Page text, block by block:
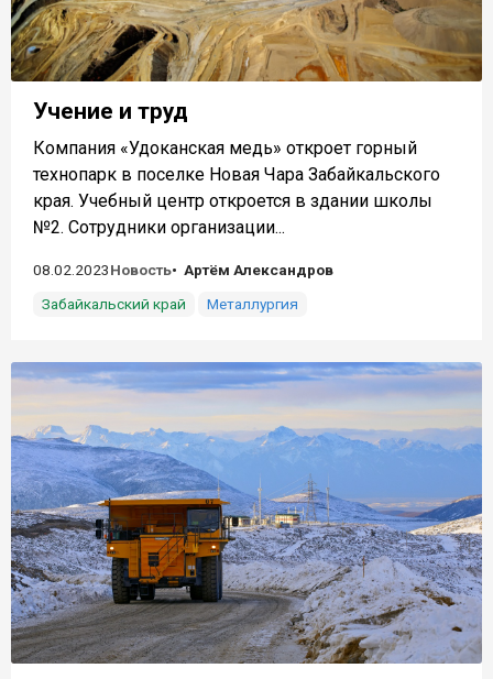
Учение и труд
Компания «Удоканская медь» откроет горный
технопарк в поселке Новая Чара Забайкальского
края. Учебный центр откроется в здании школы
№2. Сотрудники организации...
08.02.2023Новость
Артём Александров
Забайкальский край
Металлургия